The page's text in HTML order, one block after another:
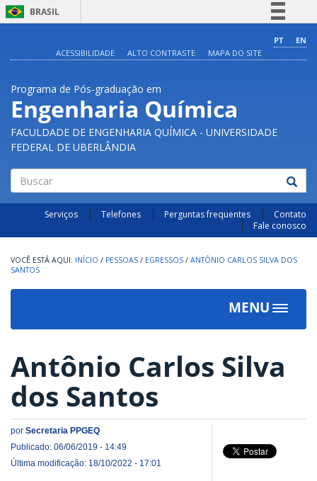
BRASIL
Comunica BR
Acesso à informação
Legislação
PT
EN
ACESSIBILIDADE
ALTO CONTRASTE MAPA DO SITE
Programa de Pós-graduação em
Engenharia Química
FACULDADE DE ENGENHARIA QUÍMICA - UNIVERSIDADE
FEDERAL DE UBERLÂNDIA
Buscar
Serviços Telefones Perguntas frequentes
Contato
Fale conosco
INÍCIO / PESSOAS / EGRESSOS / ANTÔNIO CARLOS SILVA DOS
SANTOS
MENU
Toggle
Antônio Carlos Silva
dos Santos
por Secretaria PPGEQ
Publicado: 06/06/2019 - 14:49
Última modificação: 18/10/2022 - 17:01